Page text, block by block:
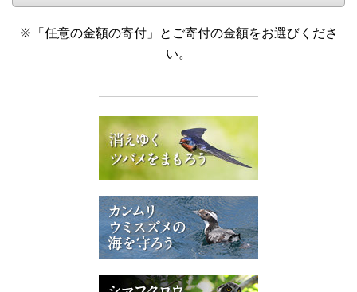
※「任意の金額の寄付」とご寄付の金額をお選びくださ
い。